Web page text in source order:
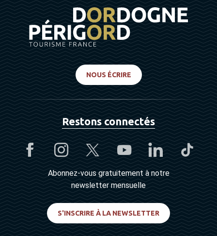
NOUS ÉCRIRE
Restons connectés
Abonnez-vous gratuitement à notre
newsletter mensuelle
S'INSCRIRE À LA NEWSLETTER